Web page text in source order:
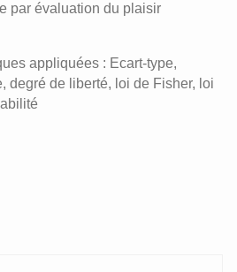
par évaluation du plaisir
appliquées : Ecart-type,
degré de liberté, loi de Fisher, loi